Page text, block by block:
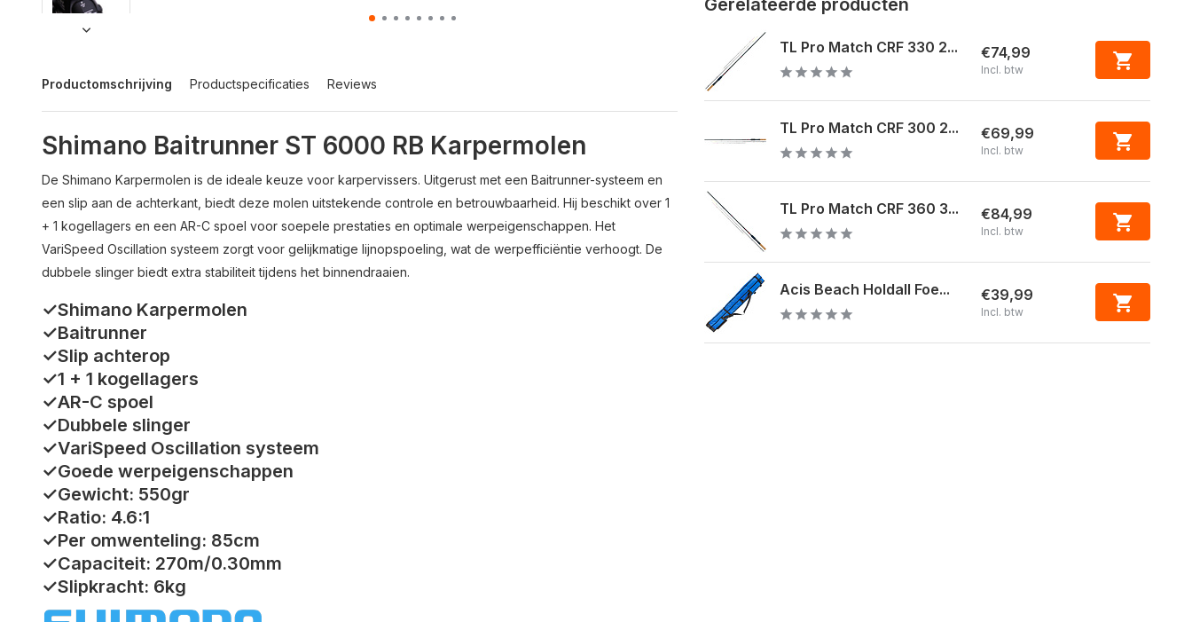
Productomschrijving Productspecificaties Reviews
Shimano Baitrunner ST 6000 RB Karpermolen
De Shimano Karpermolen is de ideale keuze voor karpervissers. Uitgerust met een Baitrunner-systeem en
een slip aan de achterkant, biedt deze molen uitstekende controle en betrouwbaarheid. Hij beschikt over 1
+ 1 kogellagers en een AR-C spoel voor soepele prestaties en optimale werpeigenschappen. Het
VariSpeed Oscillation systeem zorgt voor gelijkmatige lijnopspoeling, wat de werpefficiëntie verhoogt. De
dubbele slinger biedt extra stabiliteit tijdens het binnendraaien.
✓Shimano Karpermolen
✓Baitrunner
✓Slip achterop
✓1 + 1 kogellagers
✓AR-C spoel
✓Dubbele slinger
✓VariSpeed Oscillation systeem
✓Goede werpeigenschappen
✓Gewicht: 550gr
✓Ratio: 4.6:1
✓Per omwenteling: 85cm
✓Capaciteit: 270m/0.30mm
✓Slipkracht: 6kg
TL Pro Match CRF 330 2... €74,99
Incl. btw
TL Pro Match CRF 300 2... €69,99
Incl. btw
TL Pro Match CRF 360 3... €84,99
Incl. btw
Acis Beach Holdall Foe... €39,99
Incl. btw